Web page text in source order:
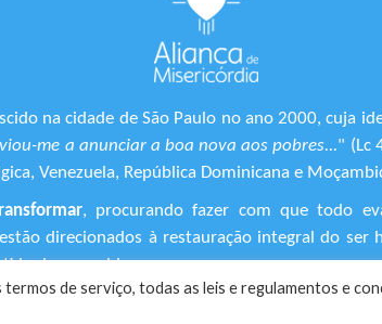
na cidade de São Paulo no ano 2000, cuja
me a anunciar a boa nova aos pobres..." (Lc
Venezuela, República Dominicana e
, procurando fazer com que todo
direcionados à restauração integral do
de suas vidas.
de serviço, todas as leis e regulamentos ​e